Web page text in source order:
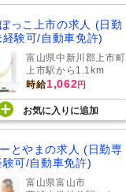
っこ上市の求人 (日勤
験可/自動車免許)
富山県中新川郡上市町
上市駅から1.1km
時給1,062円
お気に入り に追加
とやまの求人 (日勤専
可/自動車免許)
富山県富山市